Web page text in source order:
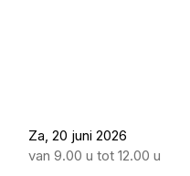
Za, 20 juni 2026
van 9.00 u tot 12.00 u